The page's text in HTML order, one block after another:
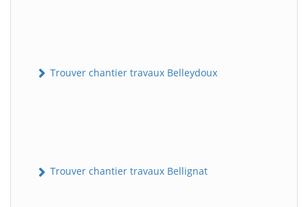
Trouver chantier travaux Belleydoux
Trouver chantier travaux Bellignat